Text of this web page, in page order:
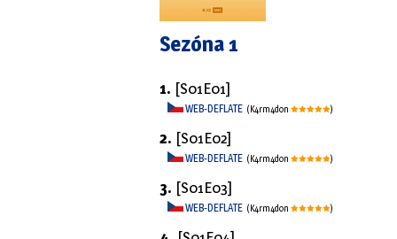
Sezóna 1
1. [S01E01]
WEB-DEFLATE (K4rm4d0n )
2. [S01E02]
WEB-DEFLATE (K4rm4d0n )
3. [S01E03]
WEB-DEFLATE (K4rm4d0n )